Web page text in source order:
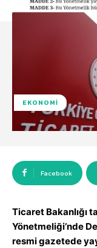
EKONOMI
Facebook
Ticaret Bakanlığı
Yönetmeliği’nde
resmi gazetede